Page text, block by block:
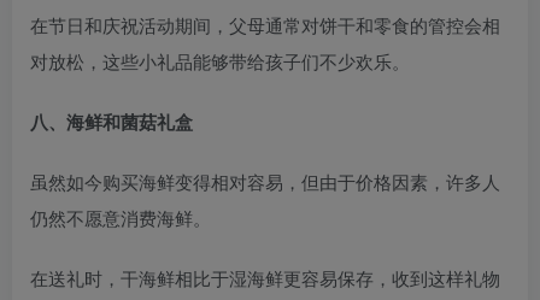
在节日和庆祝活动期间，父母通常对饼干和零食的管控会相
对放松，这些小礼品能够带给孩子们不少欢乐。
八、海鲜和菌菇礼盒
虽然如今购买海鲜变得相对容易，但由于价格因素，许多人
仍然不愿意消费海鲜。
在送礼时，干海鲜相比于湿海鲜更容易保存，收到这样礼物